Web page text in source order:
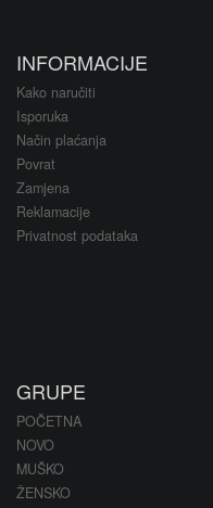
INFORMACIJE
Kako naručiti
Isporuka
Način plaćanja
Povrat
Zamjena
Reklamacije
Privatnost podataka
GRUPE
POČETNA
NOVO
MUŠKO
ŽENSKO